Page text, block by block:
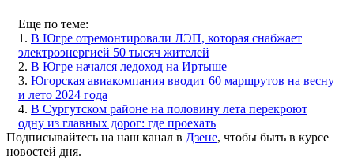
Еще по теме:
1. В Югре отремонтировали ЛЭП, которая снабжает
электроэнергией 50 тысяч жителей
2. В Югре начался ледоход на Иртыше
3. Югорская авиакомпания вводит 60 маршрутов на весну
и лето 2024 года
4. В Сургутском районе на половину лета перекроют
одну из главных дорог: где проехать
Подписывайтесь на наш канал в Дзене, чтобы быть в курсе
новостей дня.